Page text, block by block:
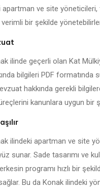
apartman ve site
bir şekilde
ilinde geçerli olan Kat
bilgileri PDF formatında
hakkında gerekli
kanunlara uygun bir
ilindeki apartman ve site
sunar. Sade tasarımı ve
programı hızlı bir
Bu da Konak ilindeki